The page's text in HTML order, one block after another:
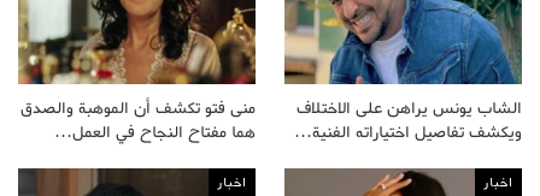
الشاب يونس يراهن على الاختلاف
ويكشف تفاصيل اختياراته الفنية…
منى فتو تكشف أن الموهبة والصدق
هما مفتاح النجاح في العمل…
اخبار اخبار